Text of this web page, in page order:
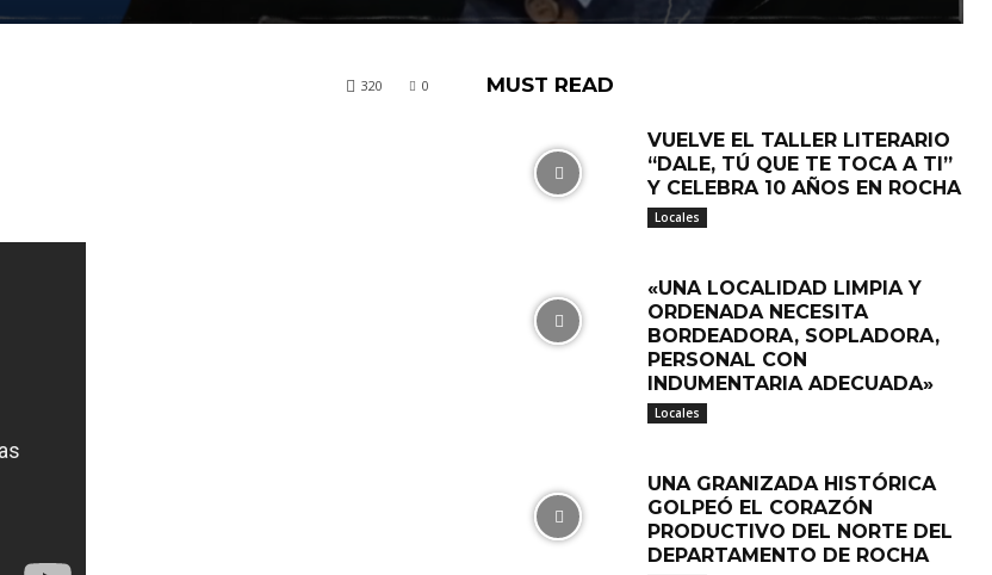
0
320 MUST READ
VUELVE EL TALLER LITERARIO
“DALE, TÚ QUE TE TOCA A TI”
Y CELEBRA 10 AÑOS EN ROCHA
Locales
«UNA LOCALIDAD LIMPIA Y
ORDENADA NECESITA
BORDEADORA, SOPLADORA,
PERSONAL CON
INDUMENTARIA ADECUADA»
Locales
UNA GRANIZADA HISTÓRICA
GOLPEÓ EL CORAZÓN
PRODUCTIVO DEL NORTE DEL
DEPARTAMENTO DE ROCHA